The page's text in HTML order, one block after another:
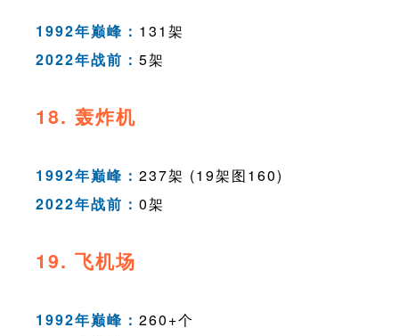
1992年巅峰： 131架
2022年战前： 5架
18. 轰炸机
1992年巅峰： 237架 (19架图160)
2022年战前： 0架
19. 飞机场
1992年巅峰： 260+个